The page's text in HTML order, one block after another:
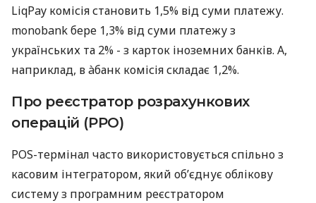
LiqPay комісія становить 1,5% від суми платежу.
monobank бере 1,3% від суми платежу з
українських та 2% - з карток іноземних банків. А,
наприклад, в àбанк комісія складає 1,2%.
Про реєстратор розрахункових
операцій (РРО)
POS-термінал часто використовується спільно з
касовим інтегратором, який об’єднує облікову
систему з програмним реєстратором